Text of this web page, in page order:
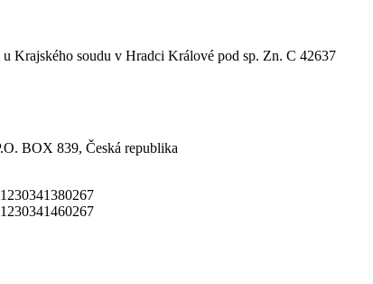
Krajského soudu v Hradci Králové pod sp. Zn. C 42637
BOX 839, Česká republika